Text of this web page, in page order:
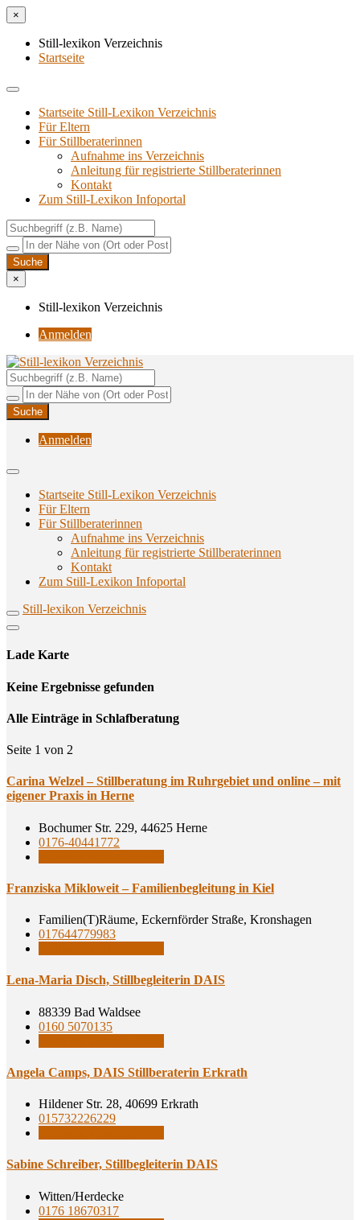
×
Still-lexikon Verzeichnis
Startseite
Startseite Still-Lexikon Verzeichnis
Für Eltern
Für Stillberaterinnen
Aufnahme ins Verzeichnis
Anlei­tung für regis­trier­te Stillberaterinnen
Kon­takt
Zum Still-Lexikon Infoportal
×
Still-lexikon Verzeichnis
Anmelden
Still-lexikon Verzeichnis
Unterstützungsangebote rund ums Stillen
Anmelden
Startseite Still-Lexikon Verzeichnis
Für Eltern
Für Stillberaterinnen
Aufnahme ins Verzeichnis
Anlei­tung für regis­trier­te Stillberaterinnen
Kon­takt
Zum Still-Lexikon Infoportal
Still-lexikon Verzeichnis
Lade Karte
Кeine Ergebnisse gefunden
Alle Einträge in Schlafberatung
Seite 1 von 2
Cari­na Wel­zel – Still­be­ra­tung im Ruhr­ge­biet und online – mit
eige­ner Pra­xis in Herne
Bochumer Str. 229, 44625 Herne
0176-40441772
Fran­zis­ka Mik­lo­weit – Fami­li­en­be­glei­tung in Kiel
Familien(T)Räume, Eckernförder Straße, Kronshagen
017644779983
Lena-Maria Disch, Still­be­glei­te­rin DAIS
88339 Bad Waldsee
0160 5070135
Ange­la Camps, DAIS Still­be­ra­te­rin Erkrath
Hildener Str. 28, 40699 Erkrath
015732226229
Sabi­ne Schrei­ber, Still­be­glei­te­rin DAIS
Witten/Herdecke
0176 18670317